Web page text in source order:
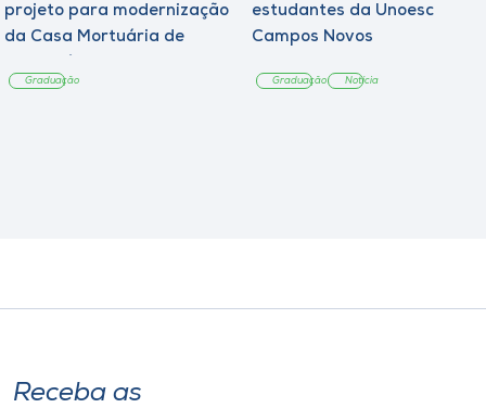
projeto para modernização
da Casa Mortuária de
Graduação
estudantes da Unoesc
Campos Novos
Graduação Notícia
Receba as